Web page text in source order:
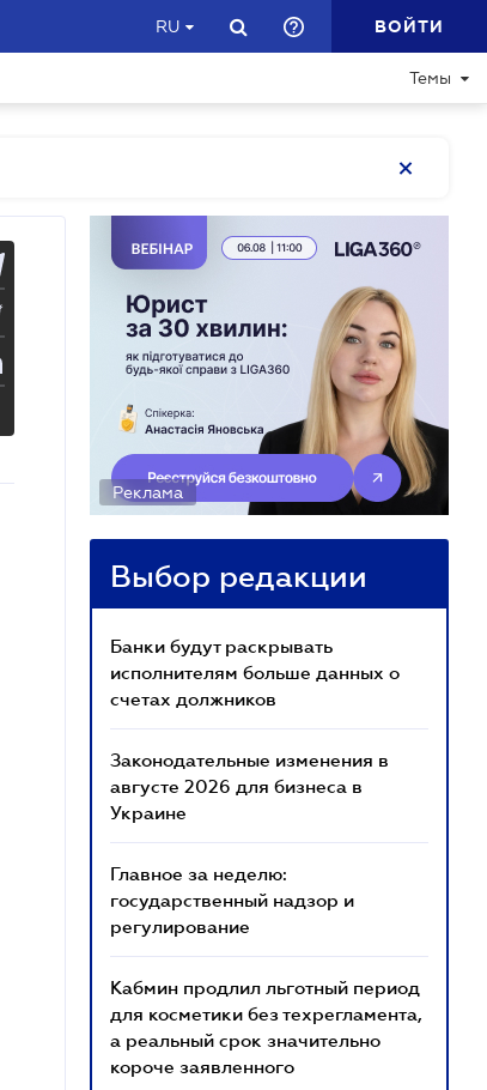
RU ВОЙТИ
Темы
Реклама
Выбор редакции
Банки будут раскрывать
исполнителям больше данных о
счетах должников
Законодательные изменения в
августе 2026 для бизнеса в
Украине
Главное за неделю:
государственный надзор и
регулирование
Кабмин продлил льготный период
для косметики без техрегламента,
а реальный срок значительно
короче заявленного